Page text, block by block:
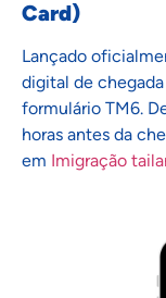
Card)
Lançado
digital de
formulário TM6.
horas antes da
em Imigração